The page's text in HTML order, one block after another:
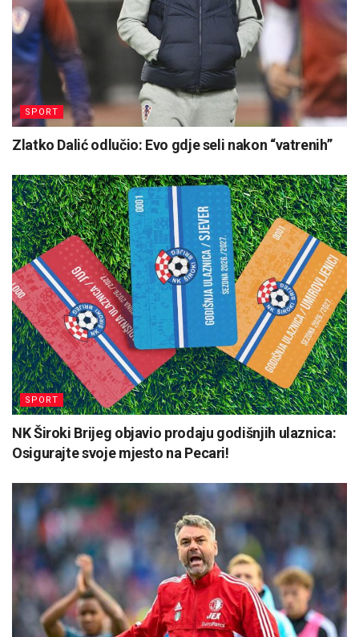
SPORT
Zlatko Dalić odlučio: Evo gdje seli nakon “vatrenih”
SPORT
NK Široki Brijeg objavio prodaju godišnjih ulaznica:
Osigurajte svoje mjesto na Pecari!